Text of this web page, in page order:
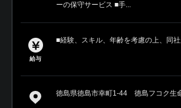
ーの保守サービス ■手...
給与
■経験、スキル、年齢を考慮の上、同
徳島県徳島市幸町1-44 徳島フコク生